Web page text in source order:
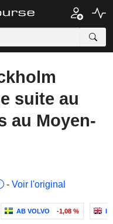
suite au
au Moyen-
- Voir l'original
AB VOLVO -1,08 %